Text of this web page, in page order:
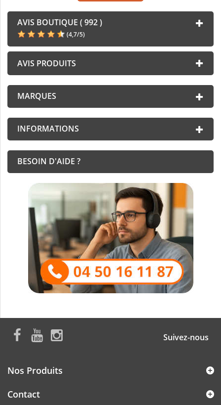
AVIS BOUTIQUE ( 992 )
(4,7/5)
AVIS PRODUITS
MARQUES
INFORMATIONS
BESOIN D'AIDE ?
Suivez-nous
Nos Produits
Contact